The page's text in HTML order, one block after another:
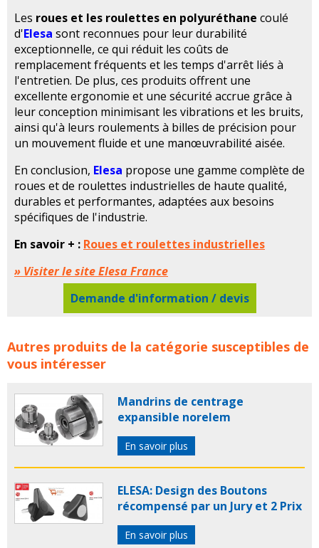
Les roues et les roulettes en polyuréthane coulé
d'Elesa sont reconnues pour leur durabilité
exceptionnelle, ce qui réduit les coûts de
remplacement fréquents et les temps d'arrêt liés à
l'entretien. De plus, ces produits offrent une
excellente ergonomie et une sécurité accrue grâce à
leur conception minimisant les vibrations et les bruits,
ainsi qu'à leurs roulements à billes de précision pour
un mouvement fluide et une manœuvrabilité aisée.
En conclusion, Elesa propose une gamme complète de
roues et de roulettes industrielles de haute qualité,
durables et performantes, adaptées aux besoins
spécifiques de l'industrie.
En savoir + : Roues et roulettes industrielles
» Visiter le site Elesa France
Demande d'information / devis
ELESA: La mobilité avec les roues industrielles concerne
les familles de produits :
roulette industrielle
Autres produits de la catégorie susceptibles de
vous intéresser
Mandrins de centrage
expansible norelem
En savoir plus
ELESA: Design des Boutons
récompensé par un Jury et 2 Prix
En savoir plus